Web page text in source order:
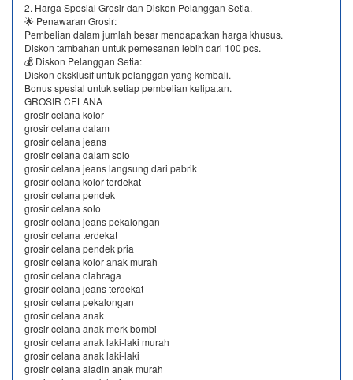
2. Harga Spesial Grosir dan Diskon Pelanggan Setia.
🌟 Penawaran Grosir:
Pembelian dalam jumlah besar mendapatkan harga khusus.
Diskon tambahan untuk pemesanan lebih dari 100 pcs.
💰 Diskon Pelanggan Setia:
Diskon eksklusif untuk pelanggan yang kembali.
Bonus spesial untuk setiap pembelian kelipatan.
GROSIR CELANA
grosir celana kolor
grosir celana dalam
grosir celana jeans
grosir celana dalam solo
grosir celana jeans langsung dari pabrik
grosir celana kolor terdekat
grosir celana pendek
grosir celana solo
grosir celana jeans pekalongan
grosir celana terdekat
grosir celana pendek pria
grosir celana kolor anak murah
grosir celana olahraga
grosir celana jeans terdekat
grosir celana pekalongan
grosir celana anak
grosir celana anak merk bombi
grosir celana anak laki-laki murah
grosir celana anak laki-laki
grosir celana aladin anak murah